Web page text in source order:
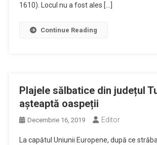
1610). Locul nu a fost ales […]
Continue Reading
Plajele sălbatice din județul
așteaptă oaspeții
Decembrie 16, 2019 Editor
La capătul Uniunii Europene, după ce